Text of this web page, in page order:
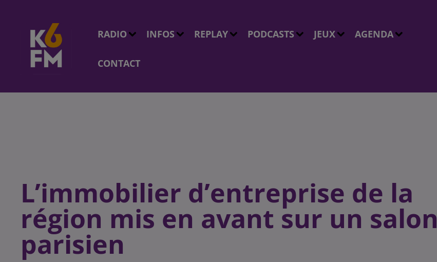
RADIO INFOS REPLAY PODCASTS JEUX AGENDA
CONTACT
L’immobilier d’entreprise de la
région mis en avant sur un salon
parisien